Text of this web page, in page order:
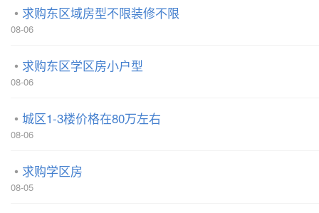
求购东区域房型不限装修不限
08-06
求购东区学区房小户型
08-06
城区1-3楼价格在80万左右
08-06
求购学区房
08-05